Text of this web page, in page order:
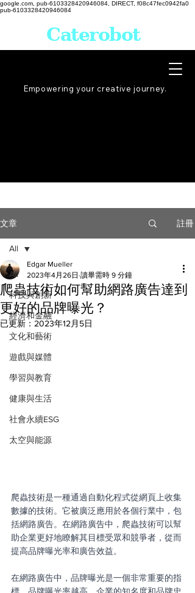
google.com, pub-6103328420946084, DIRECT, f08c47fec0942fa0
pub-6103328420946084
Empowering your creative journey.
Caterobot
文章 註冊
All
科技與創新
經濟和金融
文化和藝術
遊戲與媒體
學習與教育
健康與生活
社會永續ESG
太空與能源
All
爬蟲技術如何幫助網路廣告達到
更好的品牌曝光？
Edgar Mueller
2023年4月26日 讀畢需時 9 分鐘
已更新： 2023年12月5日
爬蟲技術是一種通過自動化程式從網頁上收集
數據的技術。它被廣泛應用於各個行業中，包
括網路廣告。在網路廣告中，爬蟲技術可以幫
助企業更好地瞭解其目標受眾和競爭者，從而
提高品牌曝光率和廣告效益。
在網路廣告中，品牌曝光是一個非常重要的指